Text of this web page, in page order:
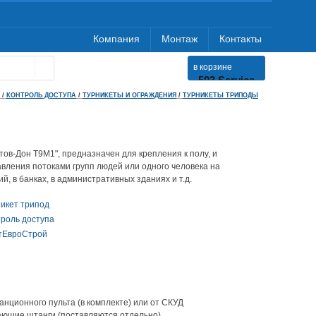
Контакты
Монтаж
Компания
в корзине
503 Service
Temporarily
reuseport/1.21.1
/ КОНТРОЛЬ ДОСТУПА / ТУРНИКЕТЫ И ОГРАЖДЕНИЯ / ТУРНИКЕТЫ ТРИПОДЫ
Дон Т9М1", предназначен для крепления к полу, и
потоками групп людей или одного человека на
в банках, в административных зданиях и т.д.
трипод
доступа
пульта (в комплекте) или от СКУД